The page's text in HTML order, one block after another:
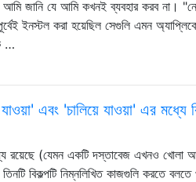
জানি যে আমি কখনই ব্যবহার করব না।
ইনস্টল করা হয়েছিল সেগুলি এমন
…
এবং 'চালিয়ে যাওয়া' এর মধ্যে
(যেমন একটি দস্তাবেজ এখনও খোলা
বিকল্পটি নিম্নলিখিত কাজগুলি করতে